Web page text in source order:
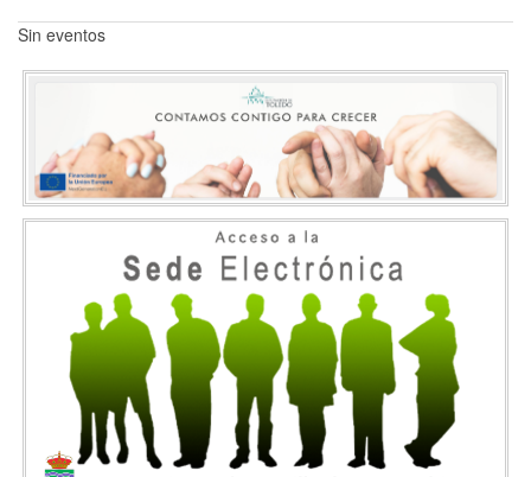
Sin eventos